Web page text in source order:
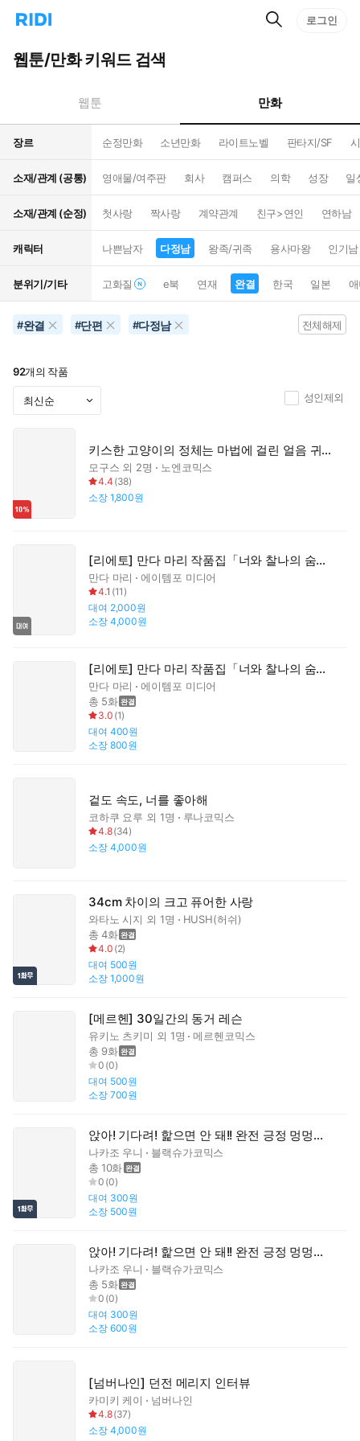
리
홈
으
턴
트
검
로그인
웹툰/만화 키워드 검색
웹툰 만화
장르 순정만화 소년만화 라이트노벨 판타지/SF
소재/관계 (공통) 영애물/여주판 회사 캠퍼스 의학 성장 일
소재/관계 (순정) 첫사랑 짝사랑 계약관계 친구>연인 연하남
캐릭터 나쁜남자 다정남 왕족/귀족 용사마왕 인기남
분위기/기타 고화질 e북 연재 완결 한국 일본
#완결 #단편 #다정남 전체해제
92개의 작품
성인제외
키스한 고양이의 정체는 마법에 걸린 얼음 귀공자였습니다. '쓰다듬어 주세요'라고 졸라도 곤란해요!
모구스 외 2명 노엔코믹스
4.4 (38)
소장 1,800원
[리에토] 만다 마리 작품집「너와 찰나의 숨막힘을 100만 번」
만다 마리 에이템포 미디어
4.1 (11 )
대여 2,000원
소장 4,000원
[리에토] 만다 마리 작품집「너와 찰나의 숨막힘을 100만 번」
만다 마리
에이템포 미디어
총 5화
3.0 (1)
대여 400원
소장 800원
겉도 속도, 너를 좋아해
코하쿠 요루 외 1명 루나코믹스
4.8(34)
소장 4,000원
34cm 차이의 크고 퓨어한 사랑
와타노 시지 외 1명
HUSH(허쉬)
총 4화
4.0 (2)
대여 500원
소장 1,000원
[메르헨] 30일간의 동거 레슨
유키노 츠키미 외 1명
메르헨코믹스
총 9화
0 (0)
대여 500원
소장 700원
앉아! 기다려! 핥으면 안 돼!! 완전 긍정 멍멍이에게 구애 받았습니다 [스크롤]
나카조 우니
블랙슈가코믹스
총 10화
0 (0)
대여 300원
소장 500원
앉아! 기다려! 핥으면 안 돼!! 완전 긍정 멍멍이에게 구애 받았습니다
나카조 우니
블랙슈가코믹스
총 5화
0 (0)
대여 300원
소장 600원
[넘버나인] 던전 메리지 인터뷰
카미키 케이 넘버나인
4.8(37)
소장 4,000원